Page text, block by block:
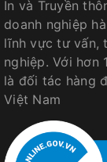
In và Truyền
doanh nghiệp
lĩnh vực tư vấn,
nghiệp. Với hơn
là đối tác hàng
Việt Nam